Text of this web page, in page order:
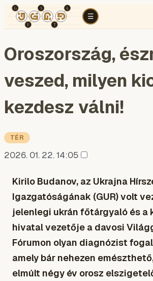
☰
TÉR
Oroszország,
veszed, milyen
kezdesz válni!
TÉR
2026. 01. 22. 14:05
Kirilo Budanov, az Ukrajna
Igazgatóságának (GUR) volt
jelenlegi ukrán főtárgyaló és a
hivatal vezetője a davosi
Fórumon olyan diagnózist
amely bár nehezen
elmúlt négy év orosz